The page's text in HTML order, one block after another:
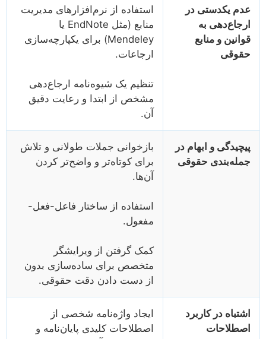
عدم یکدستی در
ارجاع‌دهی به
قوانین و منابع
حقوقی
استفاده از نرم‌افزارهای مدیریت
منابع (مثل EndNote یا
Mendeley) برای یکپارچه‌سازی
ارجاعات.
تنظیم یک شیوه‌نامه ارجاع‌دهی
مشخص از ابتدا و رعایت دقیق
آن.
پیچیدگی و ابهام در
جمله‌بندی حقوقی
بازخوانی جملات طولانی و تلاش
برای کوتاه‌تر و واضح‌تر کردن
آن‌ها.
استفاده از ساختار فاعل-فعل-
مفعول.
کمک گرفتن از ویرایشگر
متخصص برای ساده‌سازی بدون
از دست دادن دقت حقوقی.
اشتباه در کاربرد
اصطلاحات
ایجاد واژه‌نامه شخصی از
اصطلاحات کلیدی پایان‌نامه و